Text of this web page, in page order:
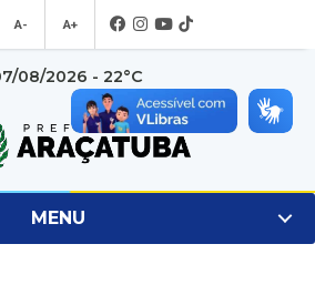
A- A+
08/2026 - 22°C
MENU